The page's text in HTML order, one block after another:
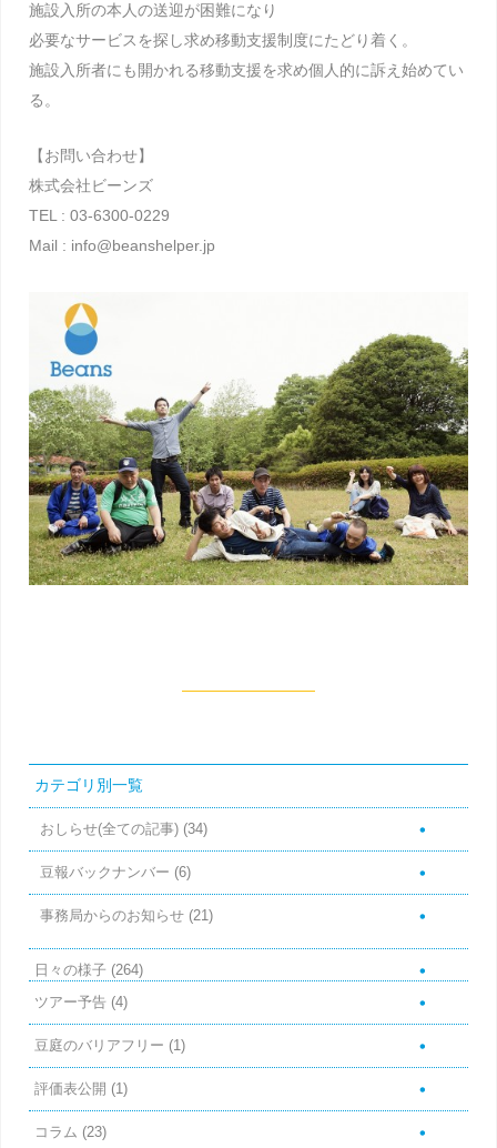
施設入所の本人の送迎が困難になり
必要なサービスを探し求め移動支援制度にたどり着く。
施設入所者にも開かれる移動支援を求め個人的に訴え始めてい
る。
【お問い合わせ】
株式会社ビーンズ
TEL : 03-6300-0229
Mail : info@beanshelper.jp
カテゴリ別一覧
おしらせ(全ての記事) (34)
豆報バックナンバー (6)
事務局からのお知らせ (21)
日々の様子 (264)
ツアー予告 (4)
豆庭のバリアフリー (1)
評価表公開 (1)
コラム (23)